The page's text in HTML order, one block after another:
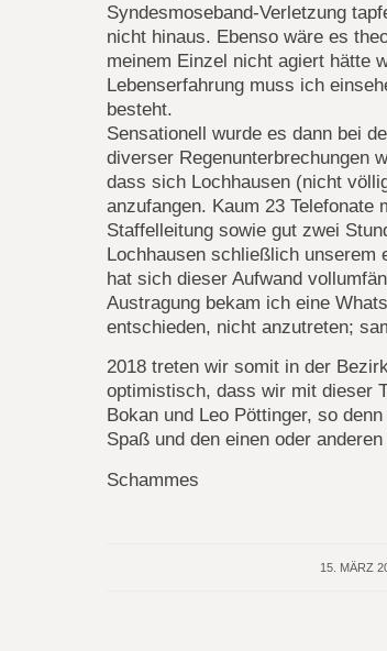
Syndesmoseband-Verletzung
nicht hinaus. Ebenso wäre es
meinem Einzel nicht agiert hätte
Lebenserfahrung muss ich
besteht.
Sensationell wurde es dann bei
diverser Regenunterbrechungen
dass sich Lochhausen (nicht
anzufangen. Kaum 23 Telefonate
Staffelleitung sowie gut zwei
Lochhausen schließlich unserem
hat sich dieser Aufwand
Austragung bekam ich eine
entschieden, nicht anzutreten;
2018 treten wir somit in der
optimistisch, dass wir mit dieser
Bokan und Leo Pöttinger, so
Spaß und den einen oder
Schammes
15. MÄRZ
/